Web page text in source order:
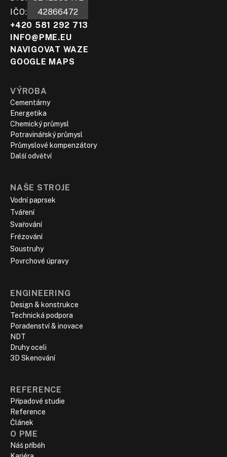
IČO:
42866472
+420 581 292 713
INFO@PME.EU
NAVIGOVAT WAZE
GOOGLE MAPS
VÝROBA
Cementárny
Energetika
Chemický průmysl
Potravinářský průmysl
Průmyslové kompenzátory
Další odvětví
NAŠE STROJE
Vodní paprsek
Tváření
Svařování
Frézování
Soustruhy
Povrchové úpravy
ENGINEERING
Design & konstrukce
Technická podpora
Poradenství & inovace
NDT
Druhy oceli
3D Skenování
REFERENCE
Případové studie
Reference
‍Článek
O PME
Náš příběh